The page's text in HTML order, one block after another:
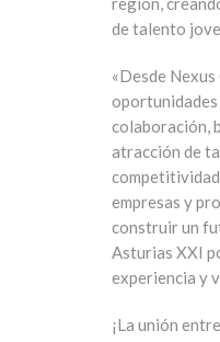
de talento
«Desde
colaboración,
atracción de
empresas y
construir un
Asturias XXI
experiencia y
¡La unión